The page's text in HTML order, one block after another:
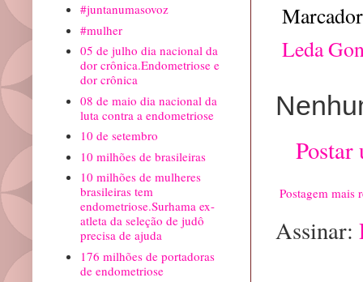
Leda
Postar
Postagem mais
Assinar:
#juntanumasovoz
#mulher
05 de julho dia nacional da
dor crônica.Endometriose e
dor crônica
08 de maio dia nacional da
luta contra a endometriose
10 de setembro
10 milhões de brasileiras
10 milhões de mulheres
brasileiras tem
endometriose.Surhama ex-
atleta da seleção de judô
precisa de ajuda
176 milhões de portadoras
de endometriose